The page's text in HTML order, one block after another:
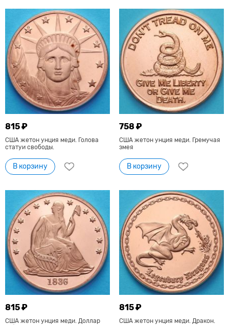
815 ₽
США жетон унция меди. Голова
статуи свободы.
В корзину
758 ₽
США жетон унция меди. Гремучая
змея
В корзину
815 ₽
США жетон унция меди. Доллар
815 ₽
США жетон унция меди. Дракон.